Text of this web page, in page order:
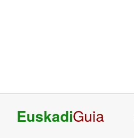
EuskadiGuia